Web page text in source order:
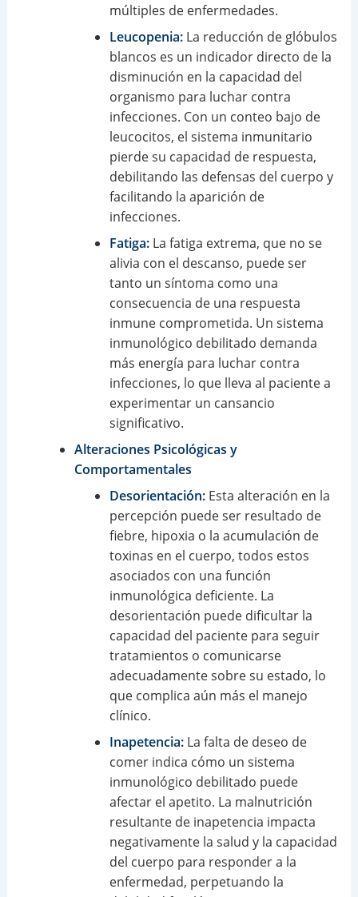
múltiples de enfermedades.
Leucopenia:La reducción de glóbulos
blancos es un indicador directo de la
disminución en la capacidad del
organismo para luchar contra
infecciones. Con un conteo bajo de
leucocitos, el sistema inmunitario
pierde su capacidad de respuesta,
debilitando las defensas del cuerpo y
facilitando la aparición de
infecciones.
Fatiga:La fatiga extrema, que no se
alivia con el descanso, puede ser
tanto un síntoma como una
consecuencia de una respuesta
inmune comprometida. Un sistema
inmunológico debilitado demanda
más energía para luchar contra
infecciones, lo que lleva al paciente a
experimentar un cansancio
significativo.
Alteraciones Psicológicas y
Comportamentales
Desorientación:Esta alteración en la
percepción puede ser resultado de
fiebre, hipoxia o la acumulación de
toxinas en el cuerpo, todos estos
asociados con una función
inmunológica deficiente. La
desorientación puede dificultar la
capacidad del paciente para seguir
tratamientos o comunicarse
adecuadamente sobre su estado, lo
que complica aún más el manejo
clínico.
Inapetencia:La falta de deseo de
comer indica cómo un sistema
inmunológico debilitado puede
afectar el apetito. La malnutrición
resultante de inapetencia impacta
negativamente la salud y la capacidad
del cuerpo para responder a la
enfermedad, perpetuando la